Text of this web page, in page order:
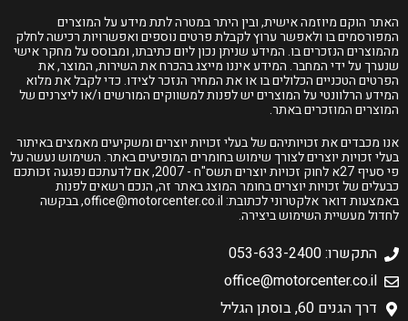
האתר הוקם מיוזמה אישית, ובין היתר במטרה לתת מידע על המוצרים
המפורסמים בו ולאפשר ערוץ לקבלת פרטים נוספים ואפשרויות רכישה לחלק
מהמוצרים הנזכרים בו. המידע שניתן נכון ליום כתיבתו, ומבוסס על מחקר אישי
שנערך על ידי המחבר. המידע איננו מייצג בהכרח את השירות, המוצר, את
הפרטים הטכניים הכלולים בו או את המחיר הנזכר לצידו. כדי לקבל את מלוא
המידע הרלוונטי על המוצרים יש לפנות למשווקים המורשים ו/או ליצרנים של
המוצרים המוזכרים באתר.
אנו מכבדים את זכויותיהם של בעלי זכויות יוצרים ומשקיעים מאמצים באיתור
בעלי זכויות יוצרים לצורך שימוש בחומרים המופיעים באתר. השימוש נעשה על
פי סעיף 27א לחוק זכויות יוצרים תשס"ח - 2007, אם לדעתכם נפגעה זכותכם
כבעלים של זכויות יוצרים בחומר המוצג באתר זה, הנכם רשאים לפנות
באמצעות דואר אלקטרוני לכתובת:office@motorcenter.co.il, בבקשה
לחדול מעשיית השימוש ביצירה.
התקשרו: 053-633-2400
office@motorcenter.co.il
דרך הגנים 60, בוסתן הגליל